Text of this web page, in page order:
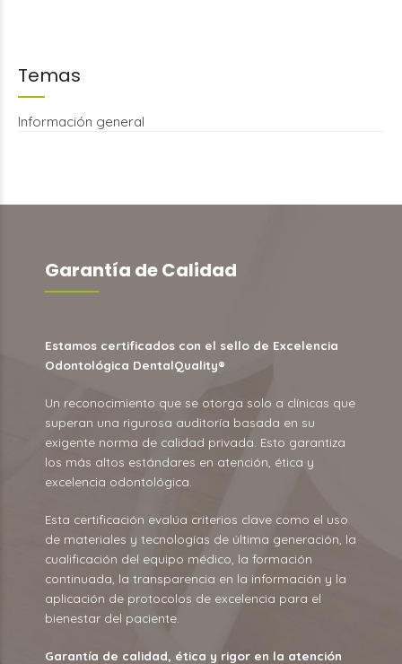
Temas
Información general
Garantía de Calidad
Estamos certificados con el sello de Excelencia
Odontológica DentalQuality®
Un reconocimiento que se otorga solo a clínicas que
superan una rigurosa auditoría basada en su
exigente norma de calidad privada. Esto garantiza
los más altos estándares en atención, ética y
excelencia odontológica.
Esta certificación evalúa criterios clave como el uso
de materiales y tecnologías de última generación, la
cualificación del equipo médico, la formación
continuada, la transparencia en la información y la
aplicación de protocolos de excelencia para el
bienestar del paciente.
Garantía de calidad, ética y rigor en la atención